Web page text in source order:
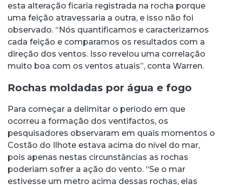
esta alteração ficaria registrada na rocha porque
uma feição atravessaria a outra, e isso não foi
observado. “Nós quantificamos e caracterizamos
cada feição e comparamos os resultados com a
direção dos ventos. Isso revelou uma correlação
muito boa com os ventos atuais”, conta Warren.
Rochas moldadas por água e fogo
Para começar a delimitar o período em que
ocorreu a formação dos ventifactos, os
pesquisadores observaram em quais momentos o
Costão do Ilhote estava acima do nível do mar,
pois apenas nestas circunstâncias as rochas
poderiam sofrer a ação do vento. “Se o mar
estivesse um metro acima dessas rochas, elas